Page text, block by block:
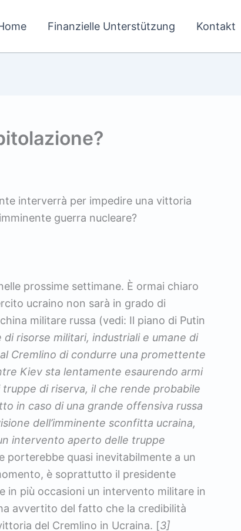
Finanzielle Unterstützung Kontakt
interverrà per impedire una vittoria
guerra nucleare?
prossime settimane. È ormai chiaro
ucraino non sarà in grado di
militare russa (vedi: Il piano di Putin
di risorse militari, industriali e umane di
Cremlino di condurre una promettente
Kiev sta lentamente esaurendo armi
di riserva, il che rende probabile
in caso di una grande offensiva russa
dell’imminente sconfitta ucraina,
intervento aperto delle truppe
porterebbe quasi inevitabilmente a un
è soprattutto il presidente
in più occasioni un intervento militare in
avvertito del fatto che la credibilità
del Cremlino in Ucraina. [3]